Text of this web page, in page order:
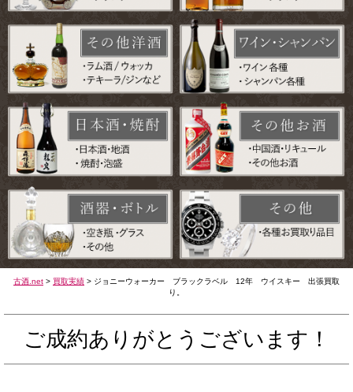
古酒.net > 買取実績 > ジョニーウォーカー ブラックラベル 12年 ウイスキー 出張買取
り。
ご成約ありがとうございます！